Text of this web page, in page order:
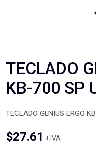
TECLADO
KB-700 SP
TECLADO GENIUS ERGO
$27.61 + IVA